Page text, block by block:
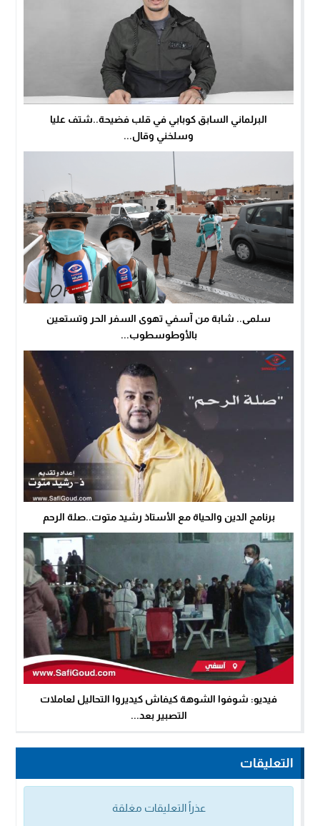
البرلماني السابق كوبابي في قلب فضيحة..شتف عليا
وسلخني وقال...
سلمى.. شابة من آسفي تهوى السفر الحر وتستعين
بالأوطوسطوب...
برنامج الدين والحياة مع الأستاذ رشيد متوت..صلة الرحم
فيديو: شوفوا الشوهة كيفاش كيديروا التحاليل لعاملات
التصبير بعد...
التعليقات
عذراً التعليقات مغلقة